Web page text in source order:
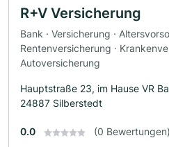
R+V Versicherung
Bank · Versicherung ·
Rentenversicherung ·
Autoversicherung
Hauptstraße 23, im Hause VR
24887 Silberstedt
0.0 (0 Bewertungen)